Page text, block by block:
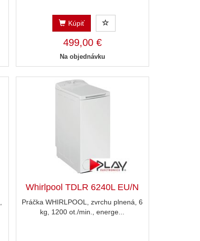
Kúpiť
499,00 €
Na objednávku
Whirlpool TDLR 6240L EU/N
Práčka WHIRLPOOL, zvrchu plnená, 6
kg, 1200 ot./min., energe...